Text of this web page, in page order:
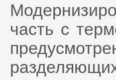
часть с